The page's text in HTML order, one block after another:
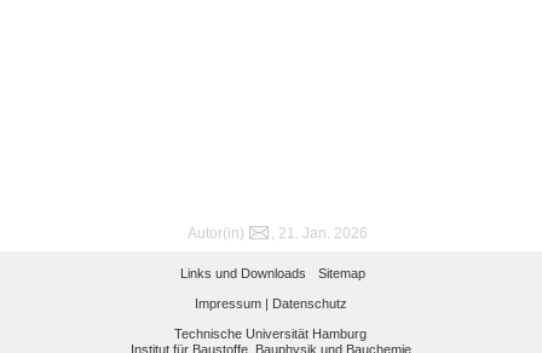
Autor(in) , 21. Jan. 2026
Links und Downloads Sitemap
Impressum | Datenschutz
Technische Universität Hamburg
Institut für Baustoffe, Bauphysik und Bauchemie